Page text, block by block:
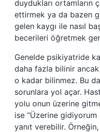
duydukları ortamların
ettirmek ya da bazen
gelen kaygı ile nasıl
becerileri öğretmek
Genelde psikiyatride
daha fazla bilinir ancak
o kadar bilinmez. Bu
sorunlara yol açar.
yolu onun üzerine
ise “Üzerine
yanıt verebilir.